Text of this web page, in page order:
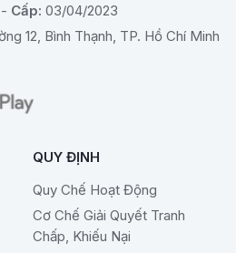
Cấp: 03/04/2023
12, Bình Thạnh, TP. Hồ Chí Minh
QUY ĐỊNH
Quy Chế Hoạt Động
Cơ Chế Giải Quyết Tranh
Chấp, Khiếu Nại